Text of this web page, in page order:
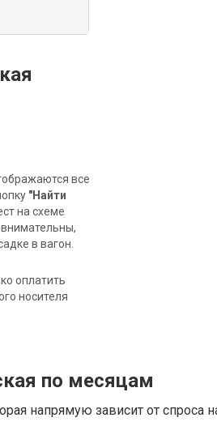
все
"Найти
на схеме
в вагон.
оплатить
носителя
по месяцам
напрямую зависит от спроса